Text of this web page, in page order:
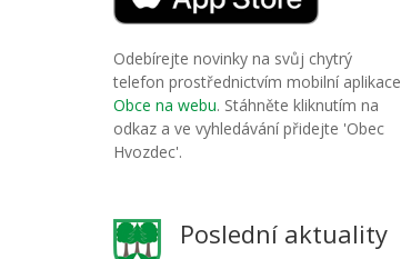
Odebírejte novinky na svůj chytrý
telefon prostřednictvím mobilní aplikace
Obce na webu. Stáhněte kliknutím na
odkaz a ve vyhledávání přidejte 'Obec
Hvozdec'.
Poslední aktuality